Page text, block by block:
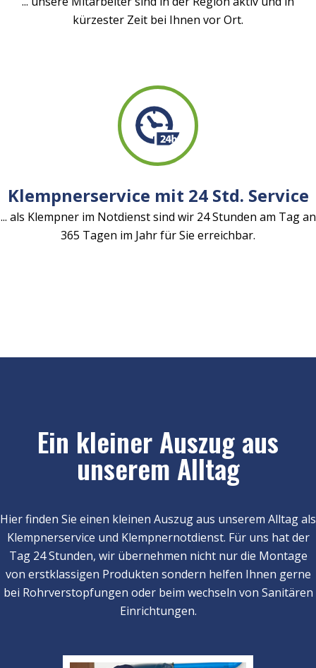
kürzester Zeit bei Ihnen vor Ort.
Klempnerservice mit 24 Std. Service
... als Klempner im Notdienst sind wir 24 Stunden am Tag an
365 Tagen im Jahr für Sie erreichbar.
Ein kleiner Auszug aus
unserem Alltag
Hier finden Sie einen kleinen Auszug aus unserem Alltag als
Klempnerservice und Klempnernotdienst. Für uns hat der
Tag 24 Stunden, wir übernehmen nicht nur die Montage
von erstklassigen Produkten sondern helfen Ihnen gerne
bei Rohrverstopfungen oder beim wechseln von Sanitären
Einrichtungen.